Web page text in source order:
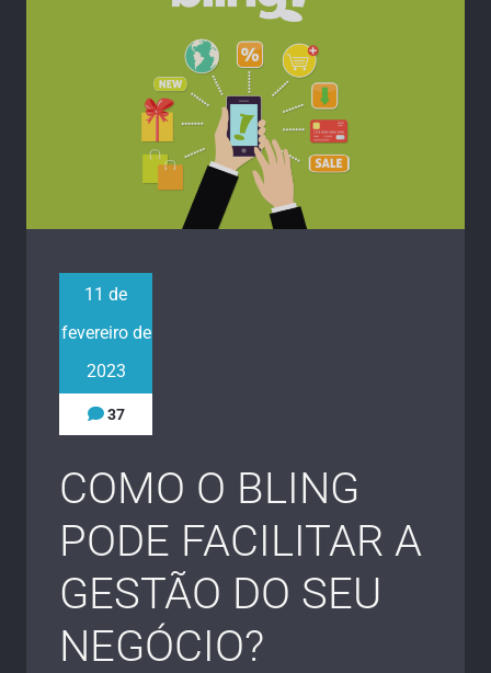
11 de
fevereiro de
2023
37
COMO O BLING
PODE FACILITAR A
GESTÃO DO SEU
NEGÓCIO?